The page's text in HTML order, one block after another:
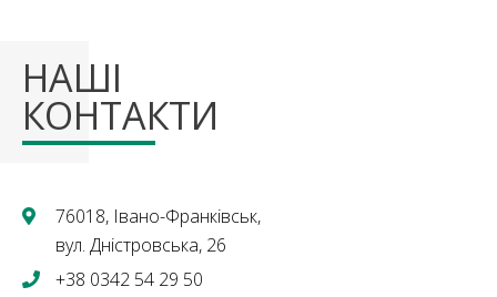
НАШІ
КОНТАКТИ
76018, Івано-Франківськ,
вул. Дністровська, 26
+38 0342 54 29 50